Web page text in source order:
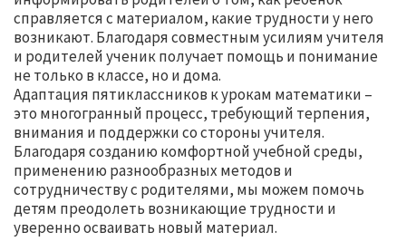
справляется с материалом, какие трудности у него
возникают. Благодаря совместным усилиям учителя
и родителей ученик получает помощь и понимание
не только в классе, но и дома.
Адаптация пятиклассников к урокам математики –
это многогранный процесс, требующий терпения,
внимания и поддержки со стороны учителя.
Благодаря созданию комфортной учебной среды,
применению разнообразных методов и
сотрудничеству с родителями, мы можем помочь
детям преодолеть возникающие трудности и
уверенно осваивать новый материал.